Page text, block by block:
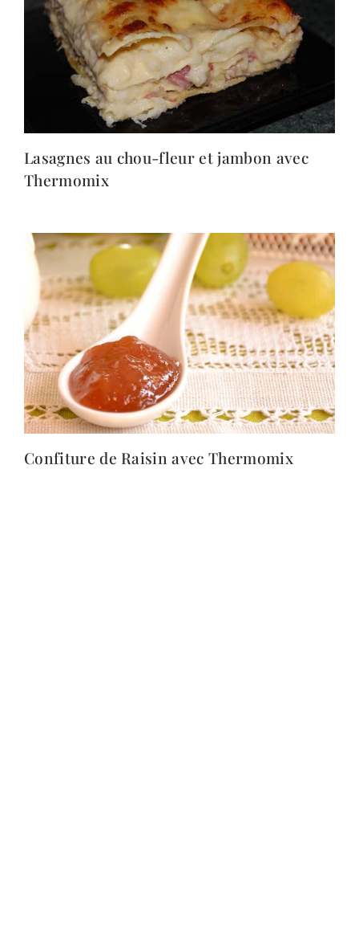
Lasagnes au chou-fleur et jambon avec
Thermomix
Confiture de Raisin avec Thermomix